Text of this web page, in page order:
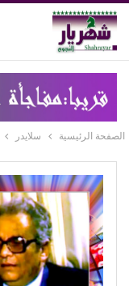
الصفحة الرئيسية سلايدر